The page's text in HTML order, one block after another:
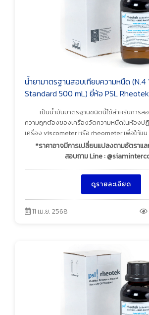
น้ำยามาตรฐานสอบเทียบความหนืด
Standard 500 mL) ยี่ห้อ PSL Rheotek
เป็นน้ำมันมาตรฐานชนิดนี้ใช้สำหรับการส
ความถูกต้องของเครื่องวัดความหนืดในห้องป
เครื่อง viscometer หรือ rheometer เพื่อให้แน
*ราคาอาจมีการเปลี่ยนแปลงตามอัตราแ
สอบถาม Line :
ดูรายละเอียด
11 เม.ย. 2568